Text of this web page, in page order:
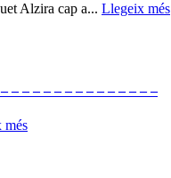
Alzira cap a... Llegeix més
– – – – – – – – – – – – – –
més